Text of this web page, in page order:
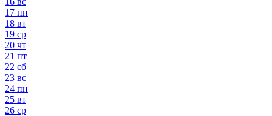
17 пн
18 вт
19 ср
20 чт
21 пт
22 сб
23 вс
24 пн
25 вт
26 ср